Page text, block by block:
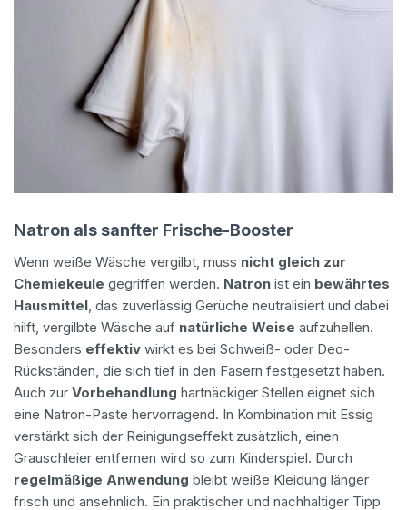
Natron als sanfter Frische-Booster
Wenn weiße Wäsche vergilbt, muss nicht gleich zur
Chemiekeule gegriffen werden. Natron ist ein bewährtes
Hausmittel, das zuverlässig Gerüche neutralisiert und dabei
hilft, vergilbte Wäsche auf natürliche Weise aufzuhellen.
Besonders effektiv wirkt es bei Schweiß- oder Deo-
Rückständen, die sich tief in den Fasern festgesetzt haben.
Auch zur Vorbehandlung hartnäckiger Stellen eignet sich
eine Natron-Paste hervorragend. In Kombination mit Essig
verstärkt sich der Reinigungseffekt zusätzlich, einen
Grauschleier entfernen wird so zum Kinderspiel. Durch
regelmäßige Anwendung bleibt weiße Kleidung länger
frisch und ansehnlich. Ein praktischer und nachhaltiger Tipp